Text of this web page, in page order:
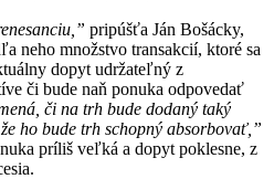
pripúšťa Ján Bošácky,
neho množstvo transakcií, ktoré sa
dopyt udržateľný z
či bude naň ponuka odpovedať
či na trh bude dodaný taký
ho bude trh schopný absorbovať,”
príliš veľká a dopyt poklesne, z